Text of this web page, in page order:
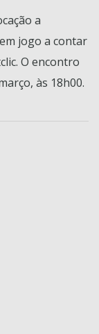
a
jogo a contar
O encontro
às 18h00.